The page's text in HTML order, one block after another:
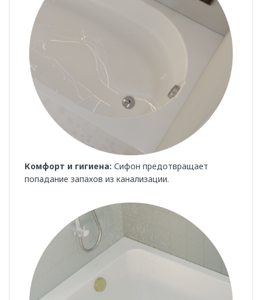
Комфорт и гигиена: Сифон предотвращает
попадание запахов из канализации.